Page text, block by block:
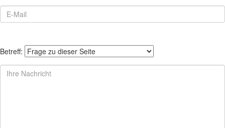
Betreff: